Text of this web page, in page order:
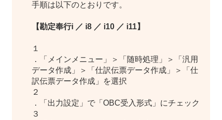
手順は以下のとおりです。
【勘定奉行i ／ i8 ／ i10 ／ i11】
１
．「メインメニュー」＞「随時処理」＞「汎用
データ作成」＞「仕訳伝票データ作成」＞「仕
訳伝票データ作成」を選択
２
．「出力設定」で「OBC受入形式」にチェック
３